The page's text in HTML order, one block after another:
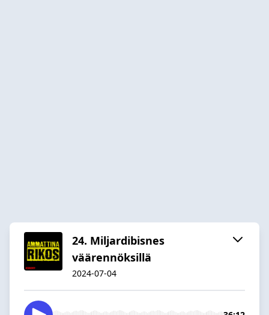
24. Miljardibisnes
väärennöksillä
2024-07-04